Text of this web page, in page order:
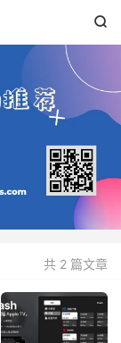

共 2 篇文章